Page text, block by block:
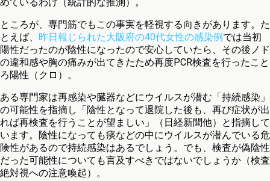
ところが、専門筋でもこの事実を軽視する向きがあります。た
とえば、 昨日報じられた大阪府の40代女性の感染例では当初
陽性だったのが陰性になったので安心していたら、その後ノド
の違和感や胸の痛みが出てきたため再度PCR検査を行ったこと
ろ陽性（クロ）。
ある専門家は再感染や臓器などにウイルスが潜む「持続感染」
の可能性を指摘し「陰性となって退院した後も、再び症状が出
れば再検査を行うことが望ましい」（日経新聞他）と指摘して
います。陰性になっても痰などの中にウイルスが潜んでいる危
険性があるので持続感染はあるでしょう。でも、検査が偽陰性
だった可能性についても言及すべきではないでしょうか（検査
絶対視への注意喚起）。